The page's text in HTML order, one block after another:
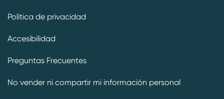
Política de privacidad
Accesibilidad
Preguntas Frecuentes
No vender ni compartir mi información personal